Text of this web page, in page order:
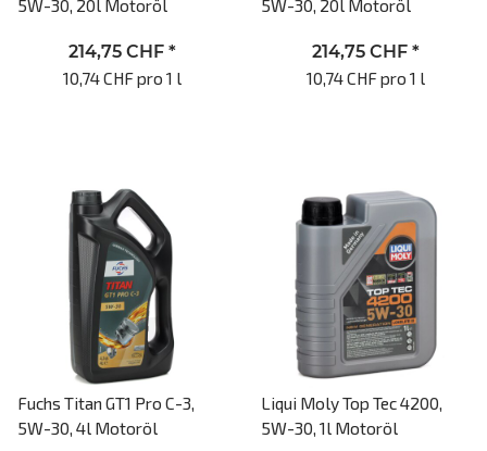
5W-30, 20l Motoröl
214,75 CHF *
10,74 CHF pro 1 l
5W-30, 20l Motoröl
214,75 CHF *
10,74 CHF pro 1 l
Fuchs Titan GT1 Pro C-3,
5W-30, 4l Motoröl
Liqui Moly Top Tec 4200,
5W-30, 1l Motoröl